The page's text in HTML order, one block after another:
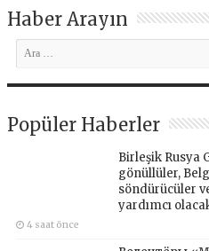
Haber Arayın
Popüler Haberler
Birleşik Rusya
gönüllüler,
söndürücüler
yardımcı
4 saat önce